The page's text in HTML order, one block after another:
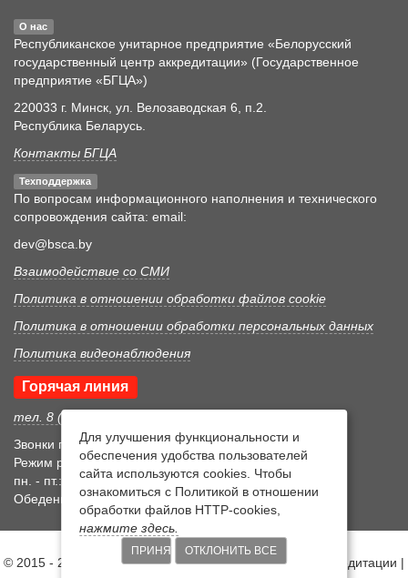
О нас
Республиканское унитарное предприятие «Белорусский
государственный центр аккредитации» (Государственное
предприятие «БГЦА»)
220033 г. Минск, ул. Велозаводская 6, п.2.
Республика Беларусь.
Контакты БГЦА
Техподдержка
По вопросам информационного наполнения и технического
сопровождения сайта: email:
dev@bsca.by
Взаимодействие со СМИ
Политика в отношении обработки файлов cookie
Политика в отношении обработки персональных данных
Политика видеонаблюдения
Горячая линия
тел. 8 (017) 352 46 05
Звонки принимаются в рабочее время
Режим рабочего времени
пн. - пт.: 8:30-17:15
Обеденный перерыв 12:00-12:45
© 2015 - 2026 Белорусский государственный центр аккредитации |
Для улучшения функциональности и
обеспечения удобства пользователей
сайта используются cookies. Чтобы
ознакомиться с Политикой в отношении
обработки файлов HTTP-cookies,
нажмите здесь.
ПРИНЯТЬОТКЛОНИТЬ ВСЕ